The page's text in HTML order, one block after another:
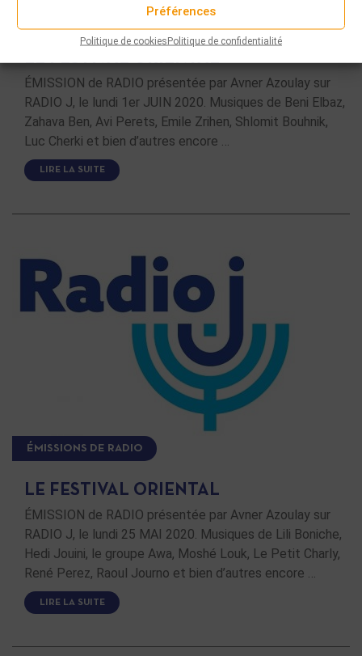
Préférences
Politique de cookiesPolitique de confidentialité
ÉMISSION de RADIO présentée par Avner Azoulay sur
RADIO J, le lundi 1er JUIN 2020. Musiques de Beni Elbaz,
Zahava Ben, Avi Perets, Emile Zrihen, Shlomit Bouhnik,
Luc Cherki et bien d’autres encore …
LIRE LA SUITE
ÉMISSIONS DE RADIO
LE FESTIVAL ORIENTAL
ÉMISSION de RADIO présentée par Avner Azoulay sur
RADIO J, le lundi 25 MAI 2020. Musiques de Lili Boniche,
Hedi Jouini, le groupe Awa, Moshé Louk, Le Petit Charly,
René Perez, Raoul Journo et bien d’autres encore …
LIRE LA SUITE